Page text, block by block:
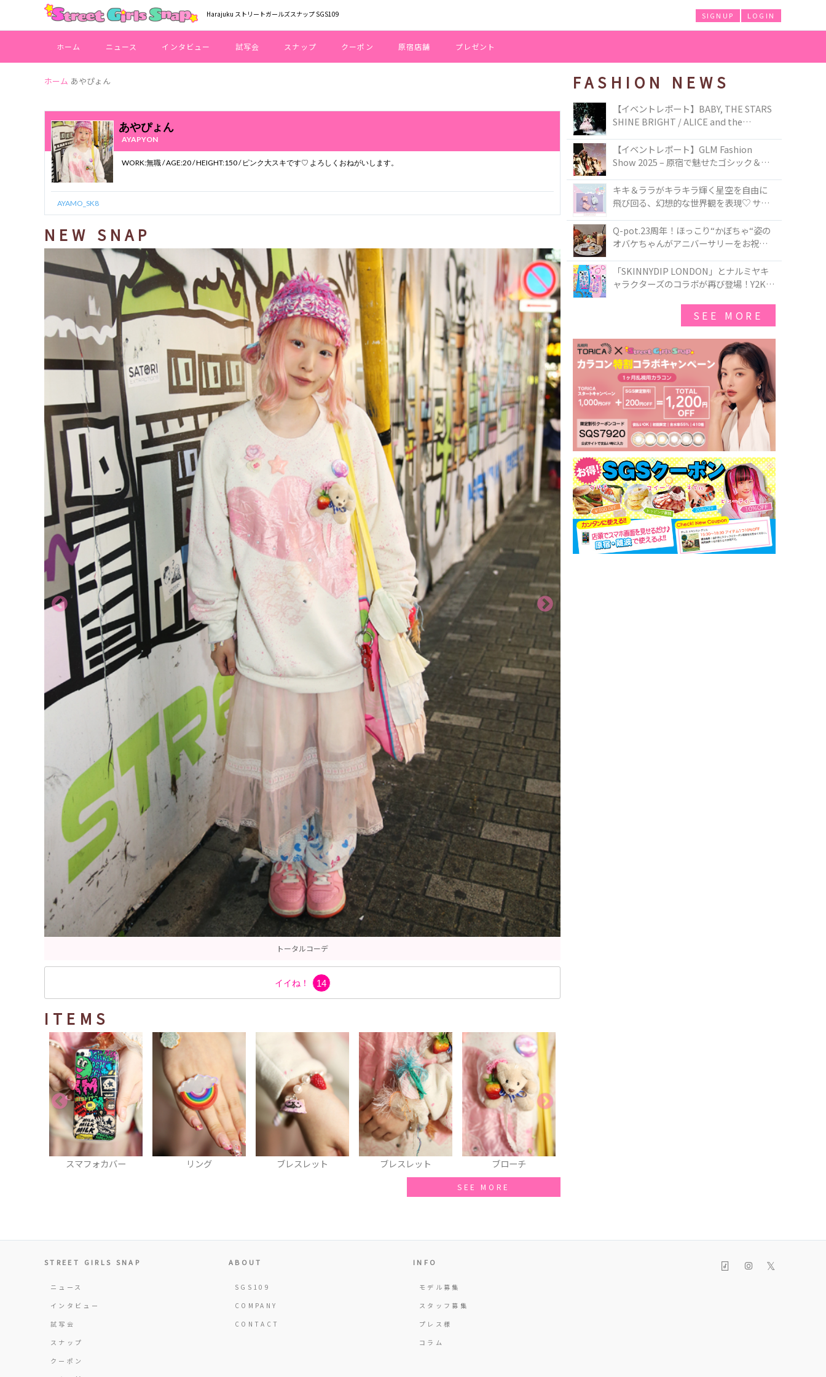
Harajuku ストリートガールズスナップ SGS109 LOGIN
SIGNUP
ホーム ニュース インタビュー 試写会 スナップ クーポン 原宿店舗 プレゼント
ホーム あやぴょん
あやぴょん
AYAPYON
WORK:無職 / AGE:20 / HEIGHT:150 / ピンク大スキです♡ よろしくおねがいします。
AYAMO_SK8
NEW SNAP
スウェット
イイね！ 14
ITEMS
スマフォカバー ブレスレット ブレスレット
SEE MORE
FASHION NEWS
【イベントレポート】BABY, THE STARS
SHINE BRIGHT / ALICE and the
TOKYO
【イベントレポート】GLM Fashion
Show 2025 – 原宿で魅せたゴシック＆ロ
キキ＆ララがキラキラ輝く星空を自由に
飛び回る、幻想的な世界観を表現♡ サマ
50周年アニバーサリーイヤー』を記念し
たコレクションが登場
Q-pot.23周年！ほっこり“かぼちゃ“姿の
オバケちゃんがアニバーサリーをお祝い
ー」が新発売！Q-pot CAFE.では「かぼち
ゃのオバケーキプレート」も登場
「SKINNYDIP LONDON」とナルミヤキ
ャラクターズのコラボが再び登場！Y2Kム
SEE MORE
STREET GIRLS SNAP
ニュース
インタビュー
試写会
スナップ
クーポン
ABOUT
SGS109
COMPANY
CONTACT
INFO
モデル募集
スタッフ募集
プレス様
コラム
𝕏